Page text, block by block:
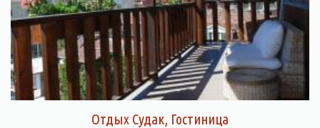
Отдых Судак, Гостиница